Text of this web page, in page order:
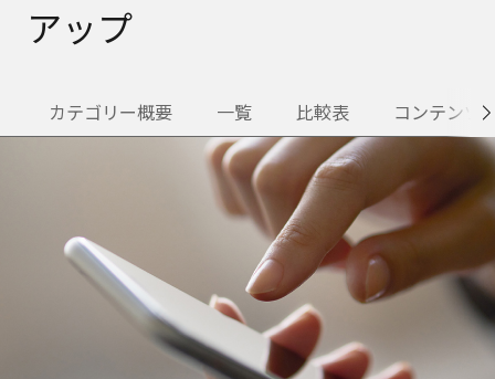
アップ
カテゴリー概要 一覧 比較表 コンテンツ